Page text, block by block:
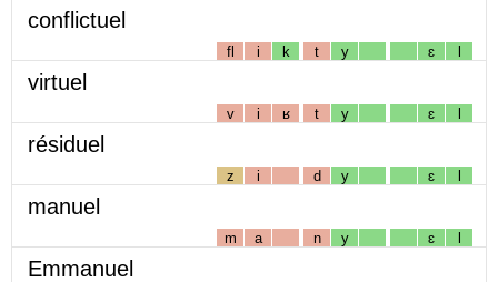
conflictuel
fl i k t y ɛ l
virtuel
v i ʁ t y ɛ l
résiduel
z i d y ɛ l
manuel
m a n y ɛ l
Emmanuel